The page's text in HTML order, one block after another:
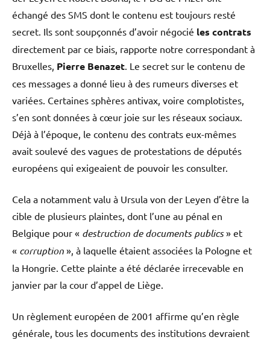
échangé des SMS dont le contenu est toujours resté
secret. Ils sont soupçonnés d’avoir négocié les contrats
directement par ce biais, rapporte notre correspondant à
Bruxelles, Pierre Benazet. Le secret sur le contenu de
ces messages a donné lieu à des rumeurs diverses et
variées. Certaines sphères antivax, voire complotistes,
s’en sont données à cœur joie sur les réseaux sociaux.
Déjà à l’époque, le contenu des contrats eux-mêmes
avait soulevé des vagues de protestations de députés
européens qui exigeaient de pouvoir les consulter.
Cela a notamment valu à Ursula von der Leyen d’être la
cible de plusieurs plaintes, dont l’une au pénal en
Belgique pour « destruction de documents publics» et
« corruption », à laquelle étaient associées la Pologne et
la Hongrie. Cette plainte a été déclarée irrecevable en
janvier par la cour d’appel de Liège.
Un règlement européen de 2001 affirme qu’en règle
générale, tous les documents des institutions devraient